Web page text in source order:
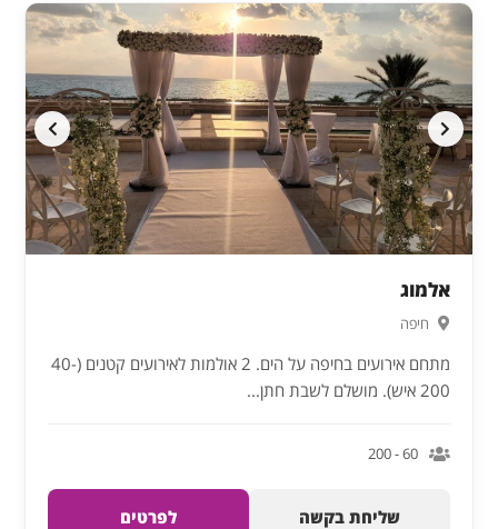
אלמוג
חיפה
מתחם אירועים בחיפה על הים. 2 אולמות לאירועים קטנים (40-
200 איש). מושלם לשבת חתן...
60 - 200
שליחת בקשה לפרטים